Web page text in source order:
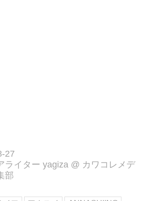
27
ライター yagiza @ カワコレメデ
部